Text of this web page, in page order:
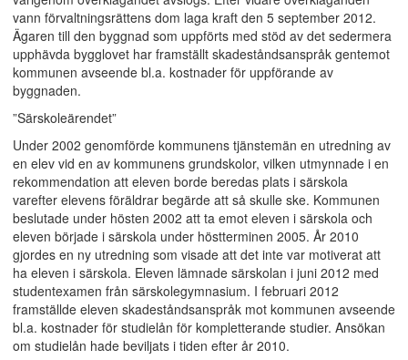
vann förvaltningsrättens dom laga kraft den 5 september 2012.
Ägaren till den byggnad som uppförts med stöd av det sedermera
upphävda bygglovet har framställt skadeståndsanspråk gentemot
kommunen avseende bl.a. kostnader för uppförande av
byggnaden.
”Särskoleärendet”
Under 2002 genomförde kommunens tjänstemän en utredning av
en elev vid en av kommunens grundskolor, vilken utmynnade i en
rekommendation att eleven borde beredas plats i särskola
varefter elevens föräldrar begärde att så skulle ske. Kommunen
beslutade under hösten 2002 att ta emot eleven i särskola och
eleven började i särskola under höstterminen 2005. År 2010
gjordes en ny utredning som visade att det inte var motiverat att
ha eleven i särskola. Eleven lämnade särskolan i juni 2012 med
studentexamen från särskolegymnasium. I februari 2012
framställde eleven skadeståndsanspråk mot kommunen avseende
bl.a. kostnader för studielån för kompletterande studier. Ansökan
om studie­lån hade beviljats i tiden efter år 2010.